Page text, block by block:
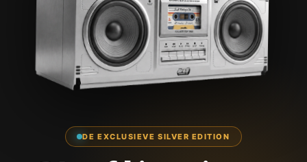
DE EXCLUSIEVE SILVER EDITION